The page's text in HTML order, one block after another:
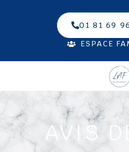
01 81 69
ESPACE
AVIS